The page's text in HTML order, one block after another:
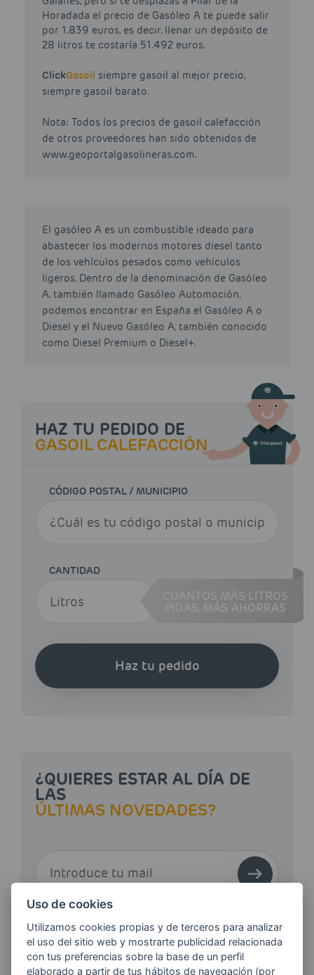
Horadada el precio de Gasóleo A te puede salir
por 1.839 euros, es decir, llenar un depósito de
28 litros te costaría 51.492 euros.
ClickGasoil siempre gasoil al mejor precio,
siempre gasoil barato.
Nota: Todos los precios de gasoil calefacción
de otros proveedores han sido obtenidos de
www.geoportalgasolineras.com.
El gasóleo A es un combustible ideado para
abastecer los modernos motores diesel tanto
de los vehículos pesados como vehículos
ligeros. Dentro de la denominación de Gasóleo
A, también llamado Gasóleo Automoción,
podemos encontrar en España el Gasóleo A o
Diesel y el Nuevo Gasóleo A, también conocido
como Diesel Premium o Diesel+.
HAZ TU PEDIDO DE
GASOIL CALEFACCIÓN
CÓDIGO POSTAL / MUNICIPIO
CANTIDAD
CUANTOS MÁS LITROS
MÁS AHORRAS
Haz tu pedido
¿QUIERES ESTAR AL DÍA DE
LAS
ÚLTIMAS NOVEDADES?
Quiero recibir las últimas novedades de AVIA
ENERGIAS por cualquier medio, incluido
electrónico. Más información
Uso de cookies
Utilizamos cookies propias y de terceros para analizar
el uso del sitio web y mostrarte publicidad relacionada
con tus preferencias sobre la base de un perfil
elaborado a partir de tus hábitos de navegación (por